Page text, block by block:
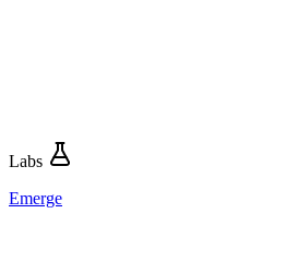
Labs
Emerge